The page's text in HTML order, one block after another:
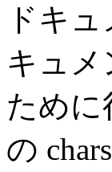
ドキ
キュメ
ために
の